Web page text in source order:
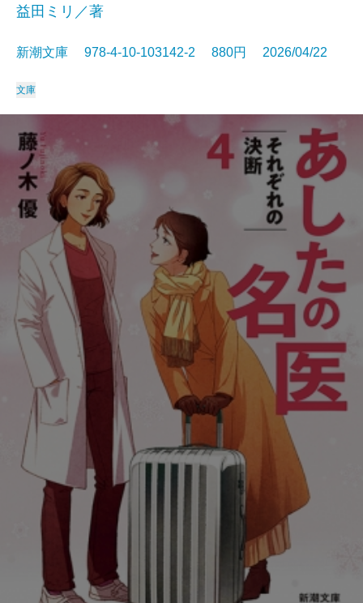
益田ミリ／著
新潮文庫 978-4-10-103142-2 880円 2026/04/22
文庫